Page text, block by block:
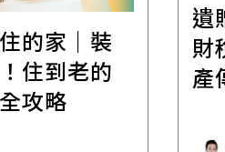
的家｜裝
住到老的
攻略
遺
財
產